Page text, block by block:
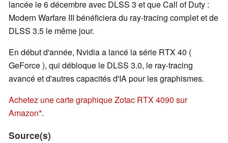
lancée le 6 décembre avec DLSS 3 et que Call of Duty :
Modern Warfare III bénéficiera du ray-tracing complet et de
DLSS 3.5 le même jour.
En début d'année, Nvidia a lancé la série RTX 40 (
GeForce ), qui débloque le DLSS 3.0, le ray-tracing
avancé et d'autres capacités d'IA pour les graphismes.
Achetez une carte graphique Zotac RTX 4090 sur
Amazon .
Source(s)